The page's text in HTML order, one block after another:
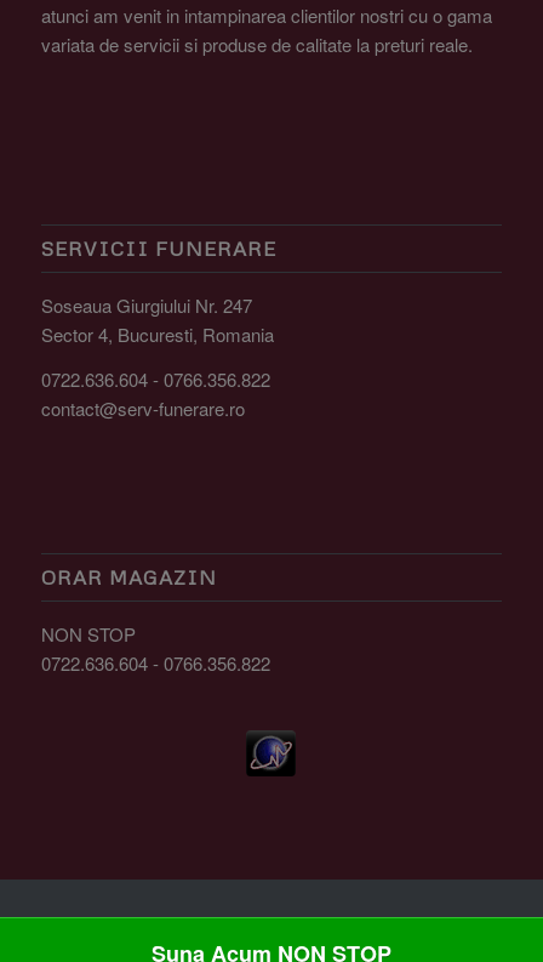
atunci am venit in intampinarea clientilor nostri cu o gama
variata de servicii si produse de calitate la preturi reale.
SERVICII FUNERARE
Soseaua Giurgiului Nr. 247
Sector 4, Bucuresti, Romania
0722.636.604 - 0766.356.822
contact@serv-funerare.ro
ORAR MAGAZIN
NON STOP
0722.636.604 - 0766.356.822
Suna Acum NON STOP